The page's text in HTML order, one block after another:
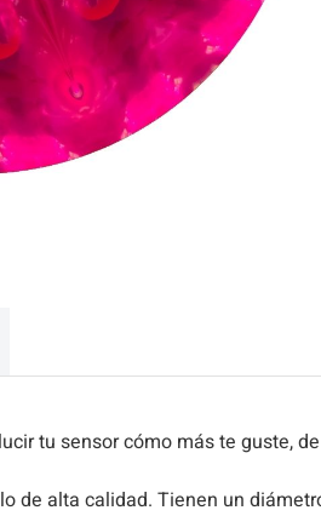
tu sensor cómo más te guste,
de alta calidad. Tienen un